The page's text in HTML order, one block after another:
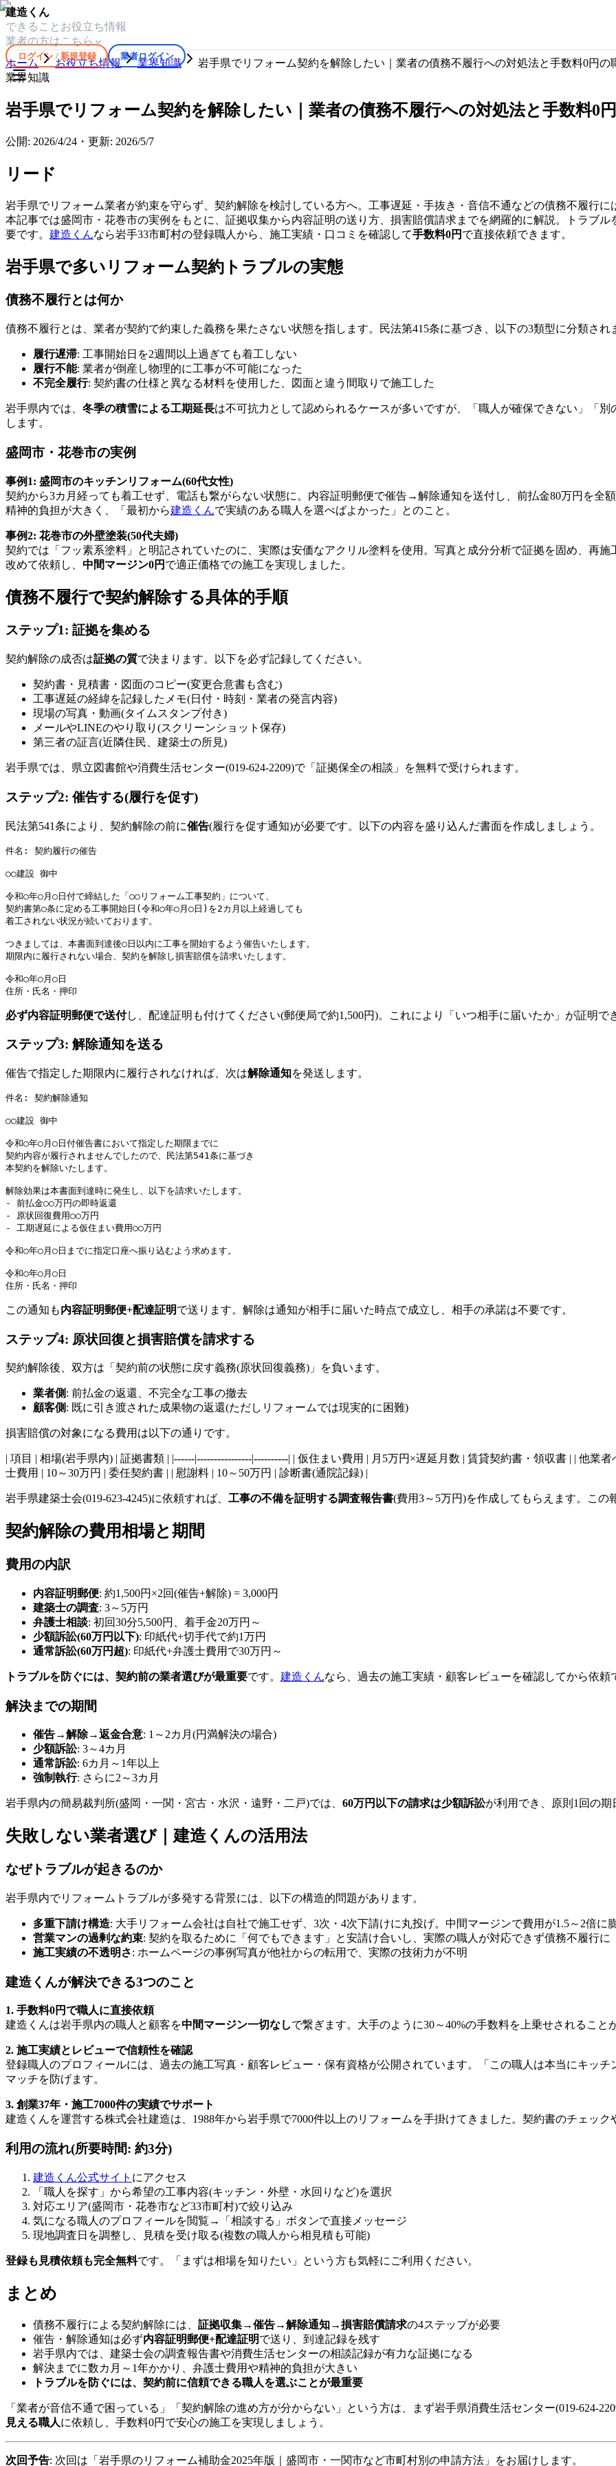
建造くん
できること お役立ち情報
業者の方はこちら
ログイン / 新規登録 業者ログイン
ホーム お役立ち情報 業界知識
岩手県でリフォーム契約を解除したい｜業者の債務不履行への対処法と手数料0円の
業界知識
岩手県でリフォーム契約を解除したい｜業者の債務不履行への対処法と手数料0
公開: 2026/4/24 ・ 更新: 2026/5/7
リード
岩手県でリフォーム業者が約束を守らず、契約解除を検討している方へ。工事遅延・手抜き・音信不通などの債務不履行に
本記事では盛岡市・花巻市の実例をもとに、証拠収集から内容証明の送り方、損害賠償請求までを網羅的に解説。トラブル
要です。 建造くんなら岩手33市町村の登録職人から、施工実績・口コミを確認して手数料0円 で直接依頼できます。
岩手県で多いリフォーム契約トラブルの実態
債務不履行とは何か
債務不履行とは、業者が契約で約束した義務を果たさない状態を指します。民法第415条に基づき、以下の3類型に分類され
履行遅滞: 工事開始日を2週間以上過ぎても着工しない
履行不能: 業者が倒産し物理的に工事が不可能になった
不完全履行: 契約書の仕様と異なる材料を使用した、図面と違う間取りで施工した
岩手県内では、 冬季の積雪による工期延長は不可抗力として認められるケースが多いですが、「職人が確保できない」「
します。
盛岡市・花巻市の実例
事例1: 盛岡市のキッチンリフォーム(60代女性)
契約から3カ月経っても着工せず、電話も繋がらない状態に。内容証明郵便で催告→解除通知を送付し、前払金80万円を全
精神的負担が大きく、「最初から建造くんで実績のある職人を選べばよかった」とのこと。
事例2: 花巻市の外壁塗装(50代夫婦)
契約では「フッ素系塗料」と明記されていたのに、実際は安価なアクリル塗料を使用。写真と成分分析で証拠を固め、再
改めて依頼し、 中間マージン0円 で適正価格での施工を実現しました。
債務不履行で契約解除する具体的手順
ステップ1: 証拠を集める
契約解除の成否は証拠の質で決まります。以下を必ず記録してください。
契約書・見積書・図面のコピー(変更合意書も含む)
工事遅延の経緯を記録したメモ(日付・時刻・業者の発言内容)
現場の写真・動画(タイムスタンプ付き)
メールやLINEのやり取り(スクリーンショット保存)
第三者の証言(近隣住民、建築士の所見)
岩手県では、県立図書館や消費生活センター(019-624-2209)で「証拠保全の相談」を無料で受けられます。
ステップ2: 催告する(履行を促す)
民法第541条により、契約解除の前に催告(履行を促す通知)が必要です。以下の内容を盛り込んだ書面を作成しましょう。
件名: 契約履行の催告
○○建設 御中
令和○年○月○日付で締結した「○○リフォーム工事契約」について、
契約書第○条に定める工事開始日(令和○年○月○日)を2カ月以上経過しても
着工されない状況が続いております。
つきましては、本書面到達後○日以内に工事を開始するよう催告いたします。
期限内に履行されない場合、契約を解除し損害賠償を請求いたします。
令和○年○月○日
必ず内容証明郵便で送付し、配達証明も付けてください(郵便局で約1,500円)。これにより「いつ相手に届いたか」が証明で
ステップ3: 解除通知を送る
催告で指定した期限内に履行されなければ、次は解除通知を発送します。
件名: 契約解除通知
○○建設 御中
令和○年○月○日付催告書において指定した期限までに
契約内容が履行されませんでしたので、民法第541条に基づき
本契約を解除いたします。
解除効果は本書面到達時に発生し、以下を請求いたします。
- 前払金○○万円の即時返還
- 原状回復費用○○万円
- 工期遅延による仮住まい費用○○万円
令和○年○月○日までに指定口座へ振り込むよう求めます。
令和○年○月○日
この通知も内容証明郵便+配達証明で送ります。解除は通知が相手に届いた時点で成立し、相手の承諾は不要です。
ステップ4: 原状回復と損害賠償を請求する
契約解除後、双方は「契約前の状態に戻す義務(原状回復義務)」を負います。
業者側 : 前払金の返還、不完全な工事の撤去
顧客側 : 既に引き渡された成果物の返還(ただしリフォームでは現実的に困難)
損害賠償の対象になる費用は以下の通りです。
| 項目 | 相場(岩手県内) | 証拠書類 | |------|----------------|----------| | 仮住まい費用 | 月5万円×遅延月数 | 賃貸契約書・領収書 | | 他業
士費用 | 10～30万円 | 委任契約書 | | 慰謝料 | 10～50万円 | 診断書(通院記録) |
岩手県建築士会(019-623-4245)に依頼すれば、 工事の不備を証明する調査報告書(費用3～5万円)を作成してもらえます。こ
契約解除の費用相場と期間
費用の内訳
内容証明郵便: 約1,500円×2回(催告+解除) = 3,000円
建築士の調査: 3～5万円
弁護士相談: 初回30分5,500円、着手金20万円～
少額訴訟(60万円以下): 印紙代+切手代で約1万円
通常訴訟(60万円超): 印紙代+弁護士費用で30万円～
トラブルを防ぐには、契約前の業者選びが最重要です。 建造くんなら、過去の施工実績・顧客レビューを確認してから依
解決までの期間
催告→解除→返金合意: 1～2カ月(円満解決の場合)
少額訴訟: 3～4カ月
通常訴訟: 6カ月～1年以上
強制執行: さらに2～3カ月
岩手県内の簡易裁判所(盛岡・一関・宮古・水沢・遠野・二戸)では、 60万円以下の請求は少額訴訟が利用でき、原則1回の
失敗しない業者選び｜建造くんの活用法
なぜトラブルが起きるのか
岩手県内でリフォームトラブルが多発する背景には、以下の構造的問題があります。
多重下請け構造: 大手リフォーム会社は自社で施工せず、3次・4次下請けに丸投げ。中間マージンで費用が1.5～2倍
営業マンの過剰な約束: 契約を取るために「何でもできます」と安請け合いし、実際の職人が対応できず債務不履行に
施工実績の不透明さ: ホームページの事例写真が他社からの転用で、実際の技術力が不明
建造くんが解決できる3つのこと
1. 手数料0円で職人に直接依頼
建造くんは岩手県内の職人と顧客を中間マージン一切なしで繋ぎます。大手のように30～40%の手数料を上乗せされるこ
2. 施工実績とレビューで信頼性を確認
登録職人のプロフィールには、過去の施工写真・顧客レビュー・保有資格が公開されています。「この職人は本当にキッ
マッチを防げます。
3. 創業37年・施工7000件の実績でサポート
建造くんを運営する株式会社建造は、1988年から岩手県で7000件以上のリフォームを手掛けてきました。契約書のチェッ
利用の流れ(所要時間: 約3分)
建造くん公式サイト にアクセス
「職人を探す」から希望の工事内容(キッチン・外壁・水回りなど)を選択
対応エリア(盛岡市・花巻市など33市町村)で絞り込み
気になる職人のプロフィールを閲覧→「相談する」ボタンで直接メッセージ
現地調査日を調整し、見積を受け取る(複数の職人から相見積も可能)
登録も見積依頼も完全無料です。「まずは相場を知りたい」という方も気軽にご利用ください。
まとめ
債務不履行による契約解除には、 証拠収集→催告→解除通知→損害賠償請求の4ステップが必要
催告・解除通知は必ず内容証明郵便+配達証明で送り、到達記録を残す
岩手県内では、建築士会の調査報告書や消費生活センターの相談記録が有力な証拠になる
解決までに数カ月～1年かかり、弁護士費用や精神的負担が大きい
トラブルを防ぐには、契約前に信頼できる職人を選ぶことが最重要
「業者が音信不通で困っている」「契約解除の進め方が分からない」という方は、まず岩手県消費生活センター(019-624-
見える職人に依頼し、手数料0円で安心の施工を実現しましょう。
次回予告: 次回は「岩手県のリフォーム補助金2025年版｜盛岡市・一関市など市町村別の申請方法」をお届けします。